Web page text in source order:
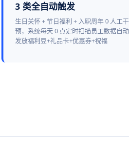
3 类全自动触发
生日关怀 + 节日福利 + 入职周年 0 人工干
预，系统每天 0 点定时扫描员工数据自动
发放福利豆+礼品卡+优惠券+祝福